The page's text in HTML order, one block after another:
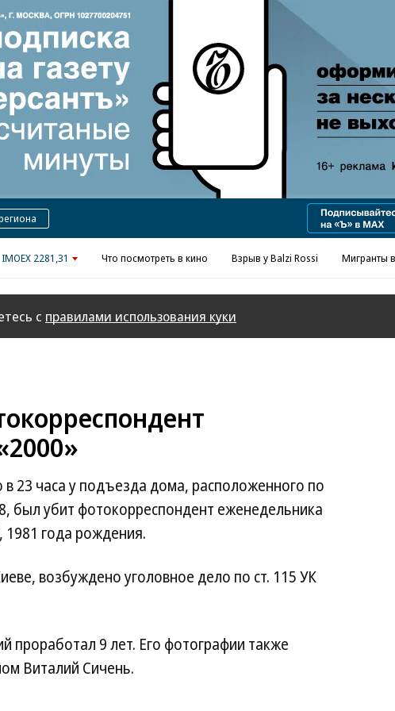
Реклама в «Ъ» www.kommersant.ru/ad
IMOEX 2281,31 Что посмотреть в кино Взрыв у Balzi Rossi Мигранты
с правилами использования куки
23 часа у подъезда дома, расположенного по
был убит фотокорреспондент еженедельника
1981 года рождения.
возбуждено уголовное дело по ст. 115 УК
проработал 9 лет. Его фотографии также
Виталий Сичень.